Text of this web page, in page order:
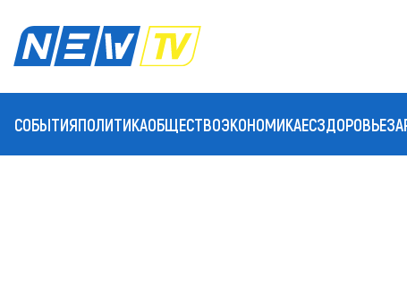
СОБЫТИЯПОЛИТИКАОБЩЕСТВОЭКОНОМИКАЕСЗДОРОВЬЕ